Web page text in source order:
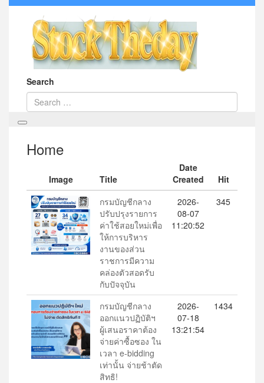
Search
Home
Image Title
Date
Created
Hit
กรมบัญชีกลาง
ปรับปรุงรายการ
ค่าใช้สอยใหม่เพื่อ
ให้การบริหาร
งานของส่วน
ราชการมีความ
คล่องตัวสอดรับ
กับปัจจุบัน
2026-
08-07
11:20:52
345
กรมบัญชีกลาง
ออกแนวปฏิบัติฯ
ผู้เสนอราคาต้อง
จ่ายค่าซื้อซอง ใน
เวลา e-bidding
เท่านั้น จ่ายช้าตัด
สิทธิ!
2026-
07-18
13:21:54
1434